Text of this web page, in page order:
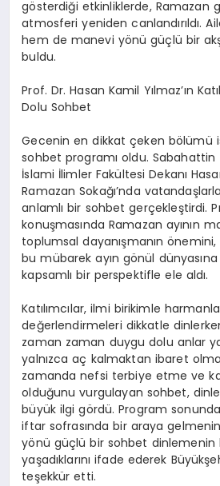
gösterdiği etkinliklerde, Ramazan
atmosferi yeniden canlandırıldı.
hem de manevi yönü güçlü bir
buldu.
Prof. Dr. Hasan Kamil Yılmaz’ın
Dolu Sohbet
Gecenin en dikkat çeken bölümü
sohbet programı oldu. Sabahattin
İslami İlimler Fakültesi Dekanı
Ramazan Sokağı’nda
anlamlı bir sohbet gerçekleştirdi.
konuşmasında Ramazan ayının
toplumsal dayanışmanın
bu mübarek ayın gönül dünyasına
kapsamlı bir perspektifle ele aldı.
Katılımcılar, ilmi birikimle
değerlendirmeleri dikkatle
zaman zaman duygu dolu anlar
yalnızca aç kalmaktan ibaret
zamanda nefsi terbiye etme ve
olduğunu vurgulayan sohbet,
büyük ilgi gördü. Program
iftar sofrasında bir araya
yönü güçlü bir sohbet dinlemenin
yaşadıklarını ifade ederek
teşekkür etti.